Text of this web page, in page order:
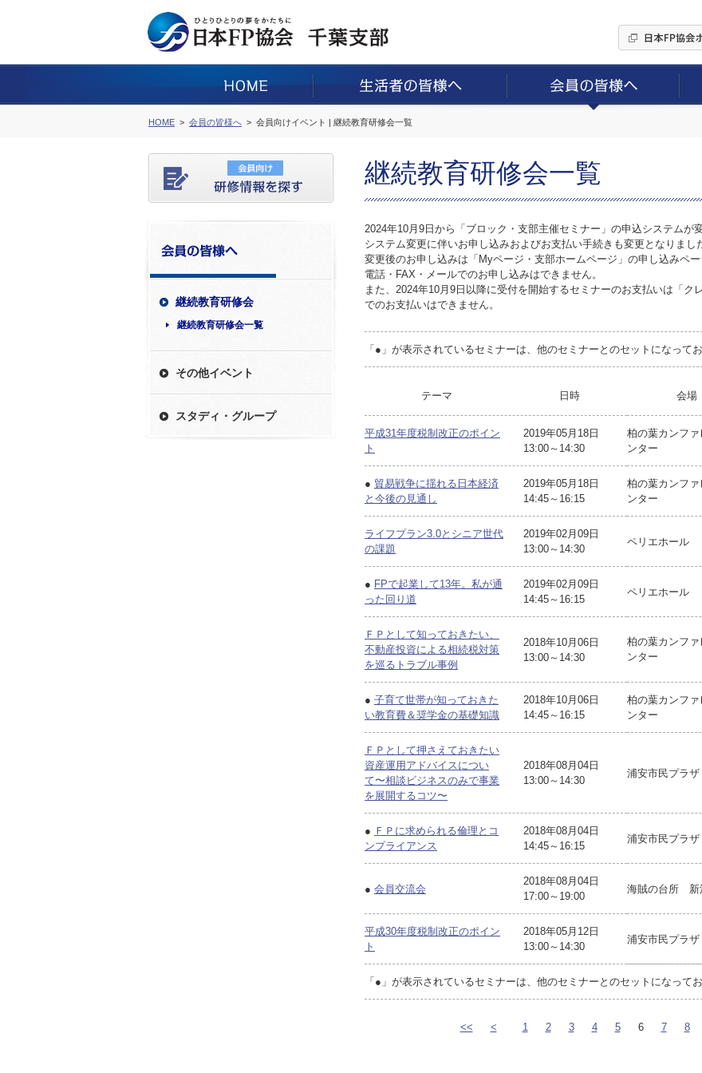
HOME 会員の皆様へ 会員向けイベント | 継続教育研修会一覧
継続教育研修会
継続教育研修会一覧
その他イベント
スタディ・グループ
継続教育研修会一覧
2024年10月9日から「ブロック・支部主催セミナー」の申込システムが
システム変更に伴いお申し込みおよびお支払い手続きも変更となりまし
変更後のお申し込みは「Myページ・支部ホームページ」の申し込みペ
電話・FAX・メールでのお申し込みはできません。
また、2024年10月9日以降に受付を開始するセミナーのお支払いは「ク
でのお支払いはできません。
「●」が表示されているセミナーは、他のセミナーとのセットになって
「●」が表示されているセミナーは、他のセミナーとのセットになって
テーマ 日時 会場
平成31年度税制改正のポイン
ト
2019年05月18日
13:00～14:30
柏の葉カンファ
ンター
● 貿易戦争に揺れる日本経済
と今後の見通し
2019年05月18日
14:45～16:15
柏の葉カンファ
ンター
ライフプラン3.0とシニア世代
の課題
2019年02月09日
13:00～14:30
ペリエホール
● FPで起業して13年。私が通
った回り道
2019年02月09日
14:45～16:15
ペリエホール
ＦＰとして知っておきたい、
不動産投資による相続税対策
を巡るトラブル事例
2018年10月06日
13:00～14:30
柏の葉カンファ
ンター
● 子育て世帯が知っておきた
い教育費＆奨学金の基礎知識
2018年10月06日
14:45～16:15
柏の葉カンファ
ンター
ＦＰとして押さえておきたい
資産運用アドバイスについ
て〜相談ビジネスのみで事業
を展開するコツ〜
2018年08月04日
13:00～14:30
浦安市民プラ
● ＦＰに求められる倫理とコ
ンプライアンス
2018年08月04日
14:45～16:15
浦安市民プラ
● 会員交流会
2018年08月04日
17:00～19:00
海賊の台所 新
平成30年度税制改正のポイン
ト
2018年05月12日
13:00～14:30
浦安市民プラ
<< < 1 2 3 4 5 6 7 8